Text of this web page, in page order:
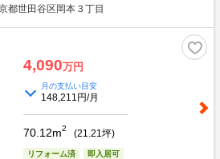
都世田谷区岡本３丁目
4,090万円
月の支払い目安
148,211円/月
70.12m2 (21.21坪)
リフォーム済 即入居可